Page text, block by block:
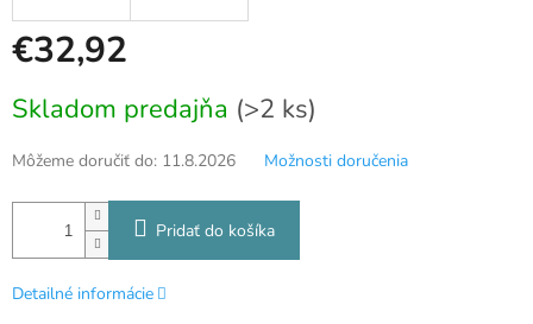
€32,92
cena:
Skladom predajňa (>2 ks)
Môžeme doručiť do: 11.8.2026 Možnosti doručenia
Pridať do košíka
Detailné informácie